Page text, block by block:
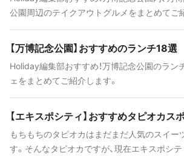
公園周辺のテイクアウトグルメをまとめてご
【万博記念公園】おすすめのランチ18選
Holiday編集部おすすめ！万博記念公園のラン
ェをまとめてご紹介します。
【エキスポシティ】おすすめタピオカス
もちもちのタピオカはまだまだ人気のスイー
す。そんなタピオカですが、現在エキスポシテ